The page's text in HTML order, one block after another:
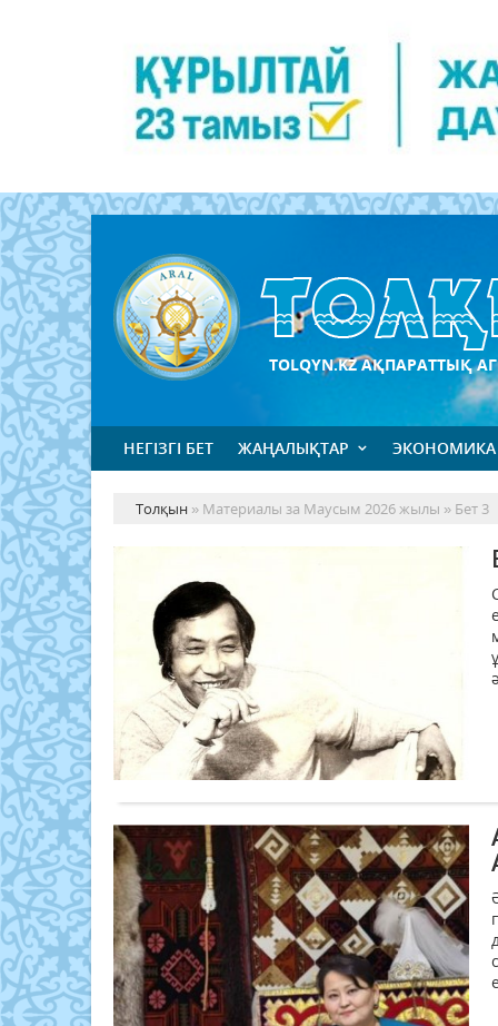
TOLQYN.KZ АҚПАРАТТЫҚ
НЕГІЗГІ БЕТ ЖАҢАЛЫҚТАР ЭКОНОМИКА
Толқын » Материалы за Маусым 2026 жылы » Бет 3